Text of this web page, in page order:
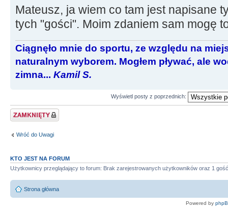
Mateusz, ja wiem co tam jest napisane
tych "gości". Moim zdaniem sam mogę
Ciągnęło mnie do sportu, ze względu na
naturalnym wyborem. Mogłem pływać, ale
zimna... Kamil S.
Wyświetl posty z poprzednich:
Zablokowany temat
Wróć do Uwagi
KTO JEST NA FORUM
Użytkownicy przeglądający to forum: Brak zarejestrowanych użytkowników oraz 1 gość
Strona główna
Powered by